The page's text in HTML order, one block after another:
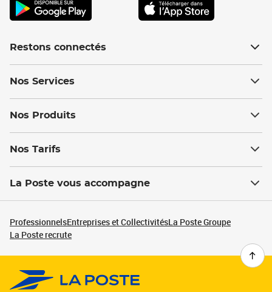
Restons connectés
Nos Services
Nos Produits
Nos Tarifs
La Poste vous accompagne
ProfessionnelsEntreprises et CollectivitésLa Poste Groupe
La Poste recrute